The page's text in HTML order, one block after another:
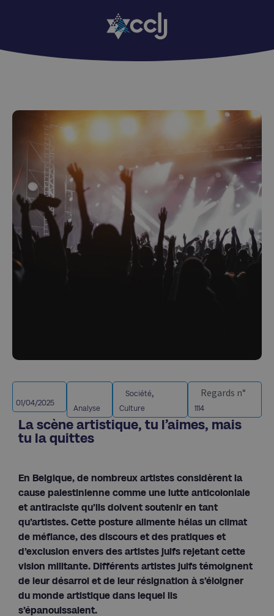
01/04/2025
Analyse
Société,
Culture
Regards n°
1114
La scène artistique, tu l’aimes, mais
tu la quittes
En Belgique, de nombreux artistes considèrent la
cause palestinienne comme une lutte anticoloniale
et antiraciste qu’ils doivent soutenir en tant
qu’artistes. Cette posture alimente hélas un climat
de méfiance, des discours et des pratiques et
d’exclusion envers des artistes juifs rejetant cette
vision militante. Différents artistes juifs témoignent
de leur désarroi et de leur résignation à s’éloigner
du monde artistique dans lequel ils
s’épanouissaient.